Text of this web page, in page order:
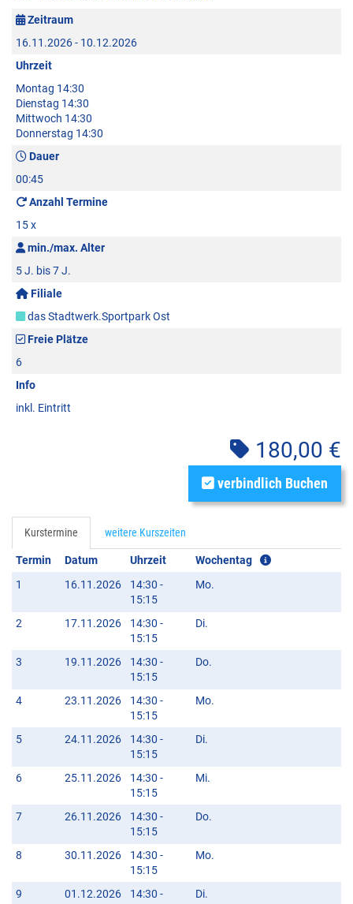
Zeitraum
16.11.2026 - 10.12.2026
Uhrzeit
Montag 14:30
Dienstag 14:30
Mittwoch 14:30
Donnerstag 14:30
Dauer
00:45
Anzahl Termine
15 x
min./max. Alter
5 J. bis 7 J.
Filiale
das Stadtwerk.Sportpark Ost
Freie Plätze
6
Info
inkl. Eintritt
180,00 €
verbindlich Buchen
Kurstermine weitere Kurszeiten
Termin Datum Uhrzeit
Wochentag
1
16.11.2026
14:30 -
15:15
Mo.
2 17.11.2026
14:30 -
15:15
Di.
3 19.11.2026
14:30 -
15:15
Do.
4 23.11.2026
14:30 -
15:15
Mo.
5 24.11.2026
14:30 -
15:15
Di.
6 25.11.2026
14:30 -
15:15
Mi.
7 26.11.2026
14:30 -
15:15
Do.
8 30.11.2026
14:30 -
15:15
Mo.
9 01.12.2026
14:30 -
Di.